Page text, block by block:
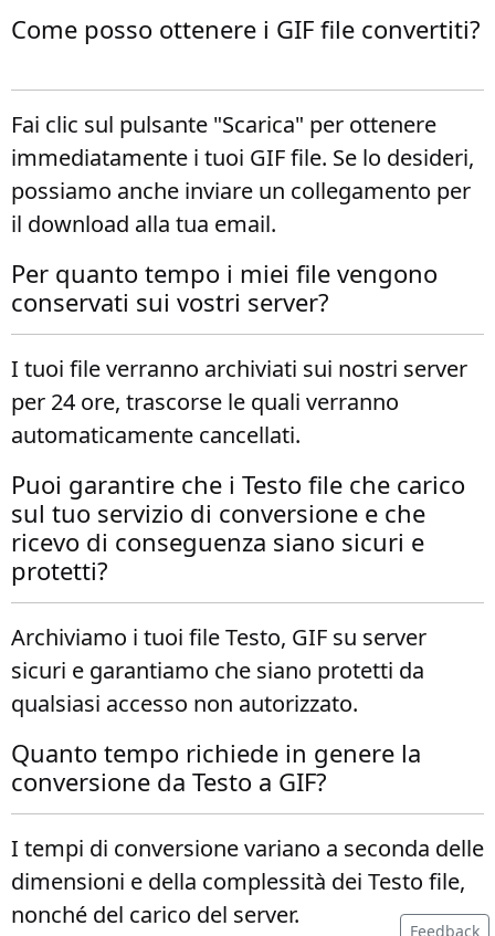
Come posso ottenere i GIF file convertiti?
Fai clic sul pulsante "Scarica" per ottenere
immediatamente i tuoi GIF file. Se lo desideri,
possiamo anche inviare un collegamento per
il download alla tua email.
Per quanto tempo i miei file vengono
conservati sui vostri server?
I tuoi file verranno archiviati sui nostri server
per 24 ore, trascorse le quali verranno
automaticamente cancellati.
Puoi garantire che i Testo file che carico
sul tuo servizio di conversione e che
ricevo di conseguenza siano sicuri e
protetti?
Archiviamo i tuoi file Testo, GIF su server
sicuri e garantiamo che siano protetti da
qualsiasi accesso non autorizzato.
Quanto tempo richiede in genere la
conversione da Testo a GIF?
I tempi di conversione variano a seconda delle
dimensioni e della complessità dei Testo file,
nonché del carico del server.
Feedback